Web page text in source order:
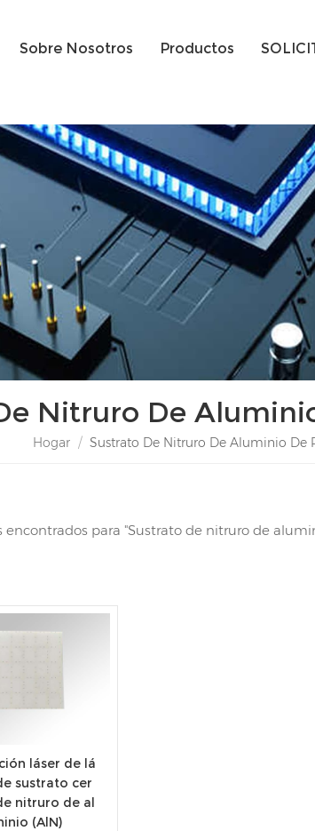
Sobre Nosotros Productos
Nitruro De
Hogar / Sustrato De Nitruro De Aluminio De
encontrados para "Sustrato de nitruro de
láser de lá
sustrato cer
nitruro de al
(AlN)